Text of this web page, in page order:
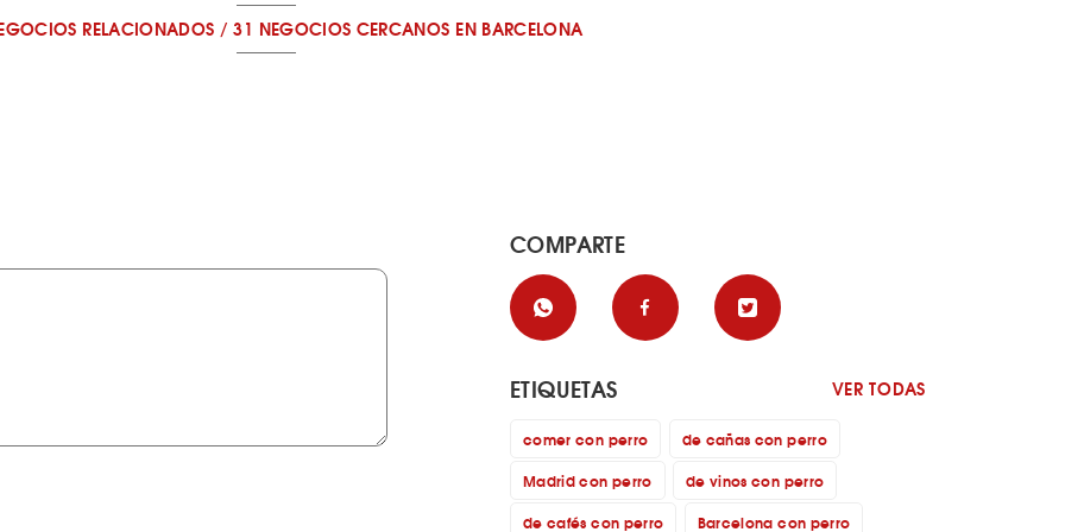
RELACIONADOS /31 NEGOCIOS CERCANOS EN BARCELONA
COMPARTE
ETIQUETAS VER TODAS
comer con perro
de cañas con perro
Madrid con perro
de vinos con perro
de cafés con perro
Barcelona con perro